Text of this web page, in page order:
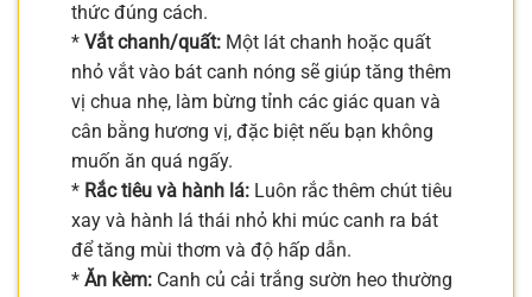
thức đúng cách.
* Vắt chanh/quất: Một lát chanh hoặc quất
nhỏ vắt vào bát canh nóng sẽ giúp tăng thêm
vị chua nhẹ, làm bừng tỉnh các giác quan và
cân bằng hương vị, đặc biệt nếu bạn không
muốn ăn quá ngấy.
* Rắc tiêu và hành lá: Luôn rắc thêm chút tiêu
xay và hành lá thái nhỏ khi múc canh ra bát
để tăng mùi thơm và độ hấp dẫn.
* Ăn kèm: Canh củ cải trắng sườn heo thường